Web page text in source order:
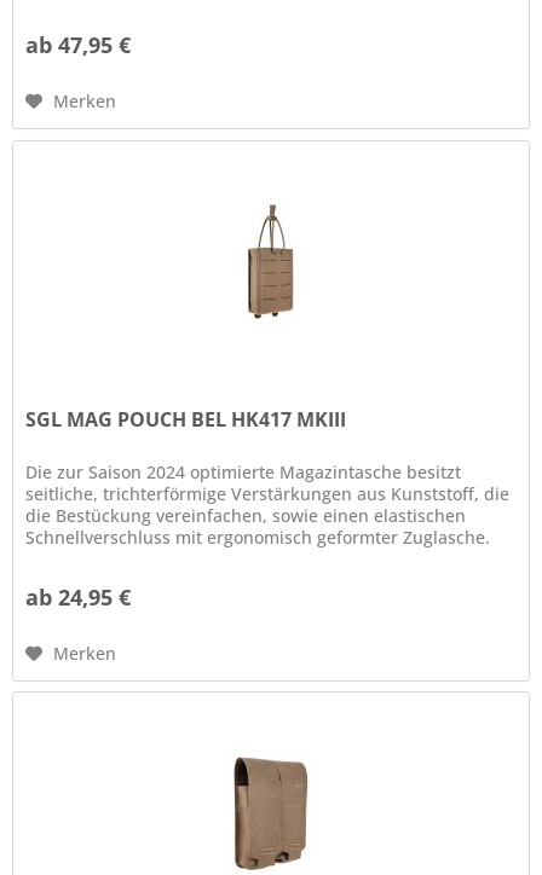
ab 47,95 €
Merken
SGL MAG POUCH BEL HK417 MKIII
Die zur Saison 2024 optimierte Magazintasche besitzt
seitliche, trichterförmige Verstärkungen aus Kunststoff, die
die Bestückung vereinfachen, sowie einen elastischen
Schnellverschluss mit ergonomisch geformter Zuglasche.
ab 24,95 €
Merken